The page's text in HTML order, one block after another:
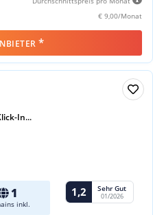
€ 9,00/Monat
*
In...
1
inkl.
1,2 Sehr Gut
01/2026